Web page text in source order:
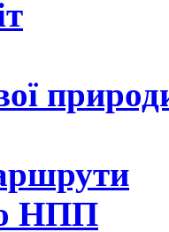
НПП